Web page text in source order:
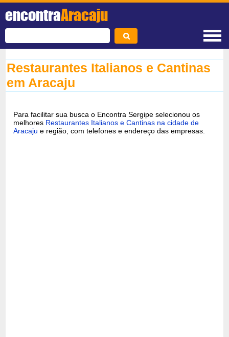
encontraAracaju
Restaurantes Italianos e Cantinas
em Aracaju
Para facilitar sua busca o Encontra Sergipe selecionou os
melhores Restaurantes Italianos e Cantinas na cidade de
Aracaju e região, com telefones e endereço das empresas.